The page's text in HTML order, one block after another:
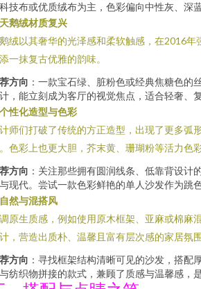
技布或优质绒布为主，色彩偏向中性灰、深蓝
天鹅绒材质复兴
绒以其奢华的光泽感和柔软触感，在2016年
一抹复古优雅的韵味。
方向 ：一款宝石绿、脏粉色或经典焦糖色的
，能立刻成为客厅的视觉焦点，适合轻奢、
个性化造型与色彩
师们打破了传统的方正造型，出现了更多弧
色彩上也更大胆，芥末黄、珊瑚粉等活力色
方向 ：关注那些拥有圆润线条、低靠背设计
现代。尝试一款色彩鲜艳的单人沙发作为跳
自然与混搭风
原生质感，例如使用原木框架、亚麻或棉麻
，营造出质朴、温馨且富有层次感的家居氛围
方向 ：寻找框架结构清晰可见的沙发，搭配
纺织物拼接的款式，兼顾了质感与温馨感，